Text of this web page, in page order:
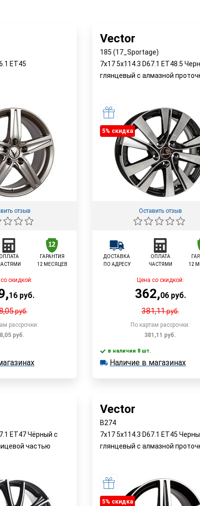
ET45
отзыв
ОПЛАТА
ГАРАНТИЯ
12 МЕСЯЦЕВ
скидкой:
,16руб.
руб.
рассрочки:
руб.
В корзину
Vector
185 (17_Sportage)
7x17 5x114.3 D67.1 ET48.5
глянцевый с алмазной
5% cкидка
Оставить отзыв
ДОСТАВКА
ПО АДРЕСУ
ОПЛАТА
ЧАСТЯМИ
12
Цена со скидкой:
362,06руб.
381,11руб.
По картам рассрочки:
381,11 руб.
В корзину
в наличии 8 шт.
в наличии 8 шт.
Наличие в магазинах
ET47 Чёрный с
частью
Vector
B274
7x17 5x114.3 D67.1 ET45
глянцевый с алмазной
5% cкидка